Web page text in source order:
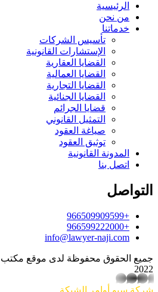
الرئيسية
من نحن
خدماتنا
تأسيس الشركات
الإستشارات القانونية
القضايا العقارية
القضايا العمالية
القضايا التجارية
القضايا الجنائية
قضايا الجرائم
التمثيل القانوني
صياغة العقود
توثيق العقود
المدونة القانونية
اتصل بنا
التواصل
+966509909599
+966599222000
info@lawyer-naji.com
جميع الحقوق محفوظة لدى موقع مكتب
2022
شركة سيو أوامر الشبكة
whatsapp